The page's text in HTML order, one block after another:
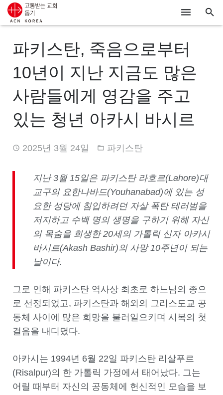
알리기
기도하기
시리아
우크라이나
행동하기
로그인
후원하기
파키스탄, 죽음으로부터
10년이 지난 지금도 많은
사람들에게 영감을 주고
있는 청년 아카시 바시르
2025년 3월 24일 파키스탄
지난 3월 15일은 파키스탄 라호르(Lahore)대
교구의 요한나바드(Youhanabad)에 있는 성
요한 성당에 침입하려던 자살 폭탄 테러범을
저지하고 수백 명의 생명을 구하기 위해 자신
의 목숨을 희생한 20세의 가톨릭 신자 아카시
바시르(Akash Bashir)의 사망 10주년이 되는
날이다.
그로 인해 파키스탄 역사상 최초로 하느님의 종으
로 선정되었고, 파키스탄과 해외의 그리스도교 공
동체 사이에 많은 희망을 불러일으키며 시복의 첫
걸음을 내디뎠다.
아카시는 1994년 6월 22일 파키스탄 리살푸르
(Risalpur)의 한 가톨릭 가정에서 태어났다. 그는
어릴 때부터 자신의 공동체에 헌신적인 모습을 보